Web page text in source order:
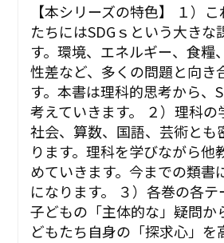
【本シリーズの特色】 １）
たちにはSDGｓという大きな
す。環境、エネルギー、食糧
性差など、多くの問題と向き
す。本書は理科的思考から、
考えていきます。 ２）理科の
社会、算数、国語、芸術とも
ります。理科を学びながら他
めていきます。今までの類書
になります。 ３）各巻の各テ
子どもの「主体的な」疑問か
どもたち自身の「探求心」を